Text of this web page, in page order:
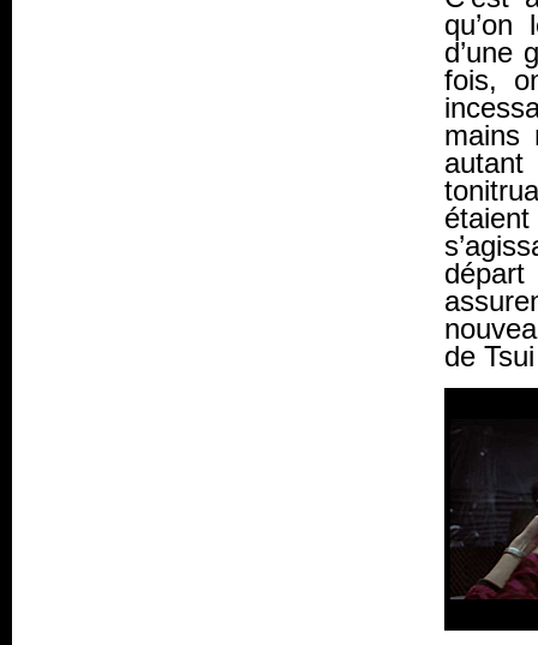
d’une
fois,
mains
de